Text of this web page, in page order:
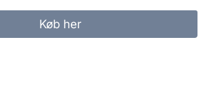
Køb her